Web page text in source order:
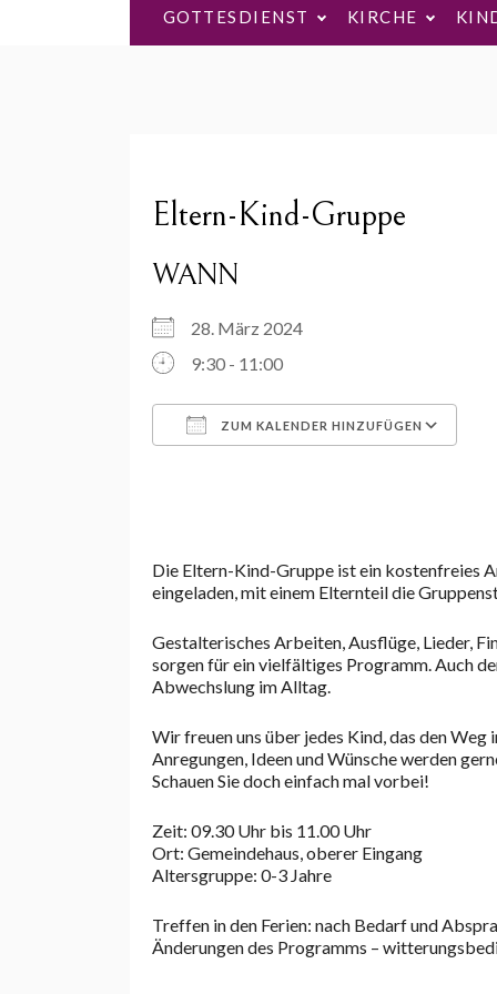
GOTTESDIENST KIRCHE
Eltern-Kind-Gruppe
WANN
28. März 2024
9:30 - 11:00
ZUM KALENDER HINZUFÜGEN
Die Eltern-Kind-Gruppe ist ein kostenfreies
eingeladen, mit einem Elternteil die
Gestalterisches Arbeiten, Ausflüge, Lieder,
sorgen für ein vielfältiges Programm. Auch
Abwechslung im Alltag.
Wir freuen uns über jedes Kind, das den
Anregungen, Ideen und Wünsche werden
Schauen Sie doch einfach mal vorbei!
Zeit: 09.30 Uhr bis 11.00 Uhr
Ort: Gemeindehaus, oberer Eingang
Altersgruppe: 0-3 Jahre
Treffen in den Ferien: nach Bedarf und
Änderungen des Programms –